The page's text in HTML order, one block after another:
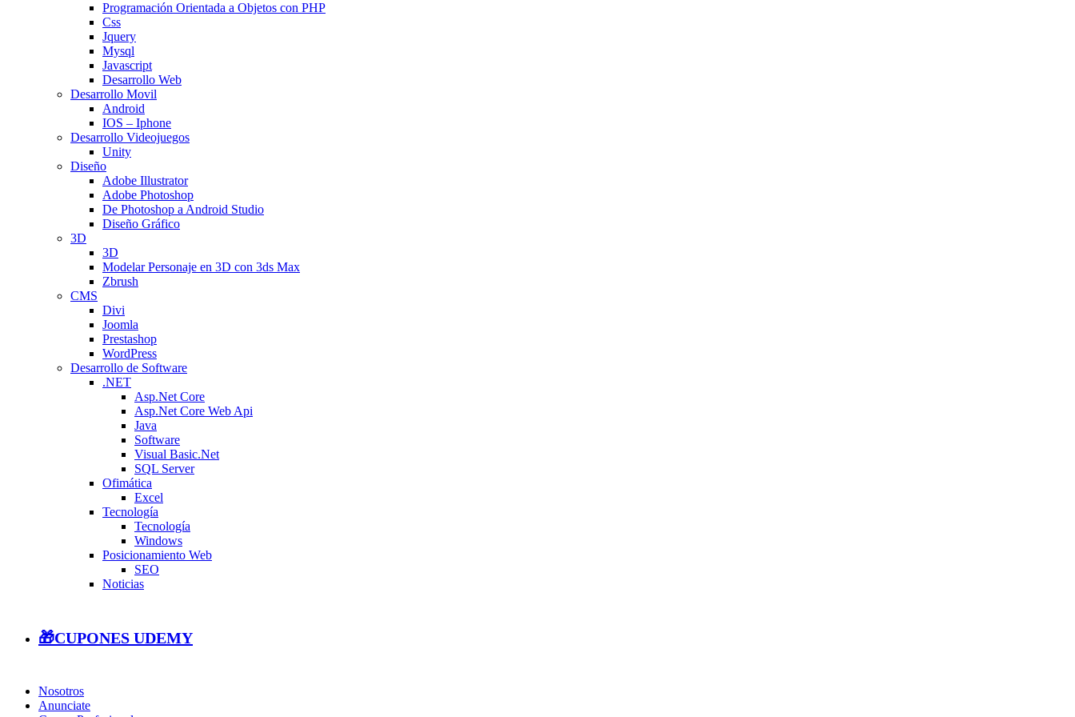
Programación Orientada a Objetos con PHP
Css
Jquery
Mysql
Javascript
Desarrollo Web
Desarrollo Movil
Android
IOS – Iphone
Desarrollo Videojuegos
Unity
Diseño
Adobe Illustrator
Adobe Photoshop
De Photoshop a Android Studio
Diseño Gráfico
3D
3D
Modelar Personaje en 3D con 3ds Max
Zbrush
CMS
Divi
Joomla
Prestashop
WordPress
Desarrollo de Software
.NET
Asp.Net Core
Asp.Net Core Web Api
Java
Software
Visual Basic.Net
SQL Server
Ofimática
Excel
Tecnología
Tecnología
Windows
Posicionamiento Web
SEO
Noticias
🎁CUPONES UDEMY
Nosotros
Anunciate